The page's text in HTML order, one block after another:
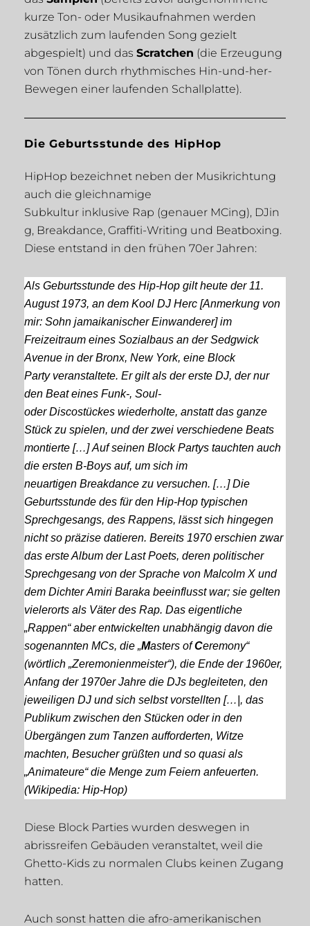
kurze Ton- oder Musikaufnahmen werden
zusätzlich zum laufenden Song gezielt
abgespielt) und das Scratchen (die Erzeugung
von Tönen durch rhythmisches Hin-und-her-
Bewegen einer laufenden Schallplatte).
Die Geburtsstunde des HipHop
HipHop bezeichnet neben der Musikrichtung
auch die gleichnamige
Subkultur inklusive Rap (genauer MCing), DJin
g, Breakdance, Graffiti-Writing und Beatboxing.
Diese entstand in den frühen 70er Jahren:
Als Geburtsstunde des Hip-Hop gilt heute der 11.
August 1973, an dem Kool DJ Herc [Anmerkung von
mir: Sohn jamaikanischer Einwanderer] im
Freizeitraum eines Sozialbaus an der Sedgwick
Avenue in der Bronx, New York, eine Block
Party veranstaltete. Er gilt als der erste DJ, der nur
den Beat eines Funk-, Soul-
oder Discostückes wiederholte, anstatt das ganze
Stück zu spielen, und der zwei verschiedene Beats
montierte […] Auf seinen Block Partys tauchten auch
die ersten B-Boys auf, um sich im
neuartigen Breakdance zu versuchen. […] Die
Geburtsstunde des für den Hip-Hop typischen
Sprechgesangs, des Rappens, lässt sich hingegen
nicht so präzise datieren. Bereits 1970 erschien zwar
das erste Album der Last Poets, deren politischer
Sprechgesang von der Sprache von Malcolm X und
dem Dichter Amiri Baraka beeinflusst war; sie gelten
vielerorts als Väter des Rap. Das eigentliche
„Rappen“ aber entwickelten unabhängig davon die
sogenannten MCs, die „Masters ofCeremony“
(wörtlich „Zeremonienmeister“), die Ende der 1960er,
Anfang der 1970er Jahre die DJs begleiteten, den
jeweiligen DJ und sich selbst vorstellten […|, das
Publikum zwischen den Stücken oder in den
Übergängen zum Tanzen aufforderten, Witze
machten, Besucher grüßten und so quasi als
„Animateure“ die Menge zum Feiern anfeuerten.
(Wikipedia: Hip-Hop)
Diese Block Parties wurden deswegen in
abrissreifen Gebäuden veranstaltet, weil die
Ghetto-Kids zu normalen Clubs keinen Zugang
hatten.
Auch sonst hatten die afro-amerikanischen